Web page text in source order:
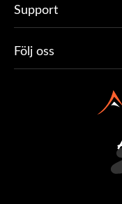
Support
Följ oss